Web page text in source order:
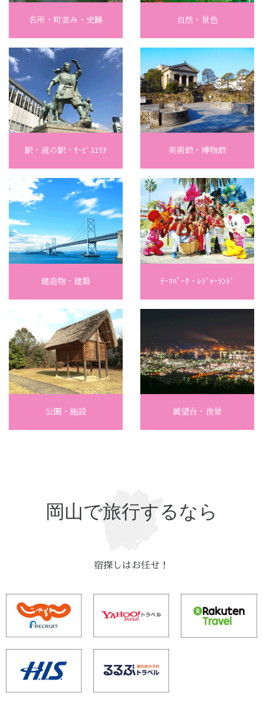
名所・町並み・史跡 自然・景色
駅・道の駅・ｻｰﾋﾞｽｴﾘｱ 美術館・博物館
建造物・建築 ﾃｰﾏﾊﾟｰｸ・ﾚｼﾞｬｰﾗﾝﾄﾞ
公園・施設 展望台・夜景
岡山で旅行するなら
宿探しはお任せ！